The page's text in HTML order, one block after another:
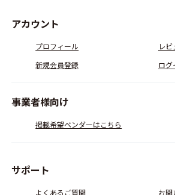
アカウント
プロフィール
レ
新規会員登録
ログ
事業者様向け
掲載希望ベンダーはこちら
サポート
よくあるご質問 お問